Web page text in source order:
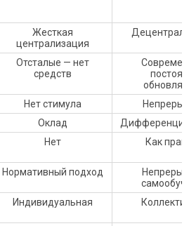
Жесткая
централизация
Отсталые — нет
средств
Нет стимула
Оклад
Нет Как
Нормативный подход
Индивидуальная